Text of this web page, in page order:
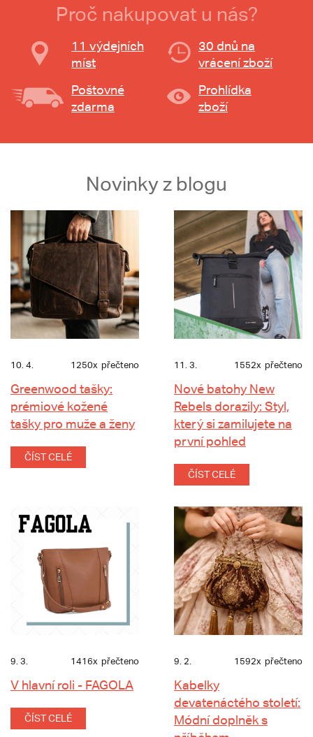
Proč nakupovat u nás?
11 výdejních
míst
30 dnů na
vrácení zboží
Poštovné
zdarma
Prohlídka
zboží
Novinky z blogu
10. 4. 1250x přečteno
Greenwood tašky:
prémiové kožené
tašky pro muže a ženy
ČÍST CELÉ
11. 3. 1552x přečteno
Nové batohy New
Rebels dorazily: Styl,
který si zamilujete na
první pohled
ČÍST CELÉ
9. 3. 1416x přečteno
V hlavní roli - FAGOLA
ČÍST CELÉ
9. 2. 1592x přečteno
Kabelky
devatenáctého století:
Módní doplněk s